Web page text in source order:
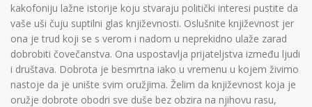
kakofoniju lažne istorije koju stvaraju politički interesi pustite da
vaše uši čuju suptilni glas književnosti. Oslušnite književnost jer
ona je trud koji se s verom i nadom u neprekidno ulaže zarad
dobrobiti čovečanstva. Ona uspostavlja prijateljstva između ljudi
i društava. Dobrota je besmrtna iako u vremenu u kojem živimo
nastoje da je unište svim oružjima. Želim da književnost koja je
oružje dobrote obodri sve duše bez obzira na njihovu rasu,